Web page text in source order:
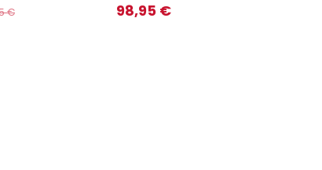
€
98,95 €